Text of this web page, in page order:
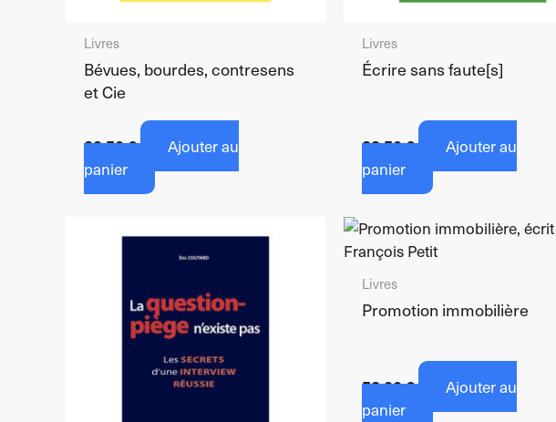
Livres
Bévues, bourdes, contresens
et Cie
22,50€
Ajouter au
panier
Livres
Écrire sans faute[s]
28,50€
Ajouter au
panier
Livres
Promotion immobilière
53,00€
Ajouter au
panier